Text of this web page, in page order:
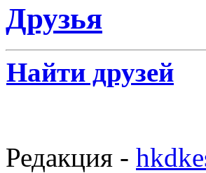
Друзья
Найти друзей
Редакция -